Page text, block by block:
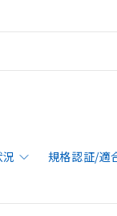
規格認証/適